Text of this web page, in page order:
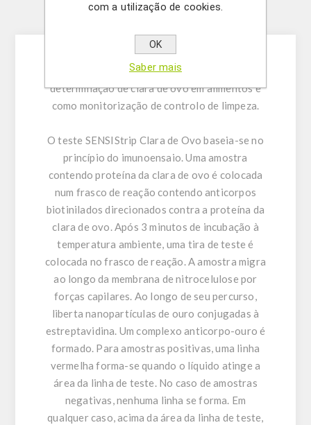
Dispositivo de fluxo lateral para a
determinação de clara de ovo em alimentos e
como monitorização de controlo de limpeza.
O teste SENSIStrip Clara de Ovo baseia-se no
princípio do imunoensaio. Uma amostra
contendo proteína da clara de ovo é colocada
num frasco de reação contendo anticorpos
biotinilados direcionados contra a proteína da
clara de ovo. Após 3 minutos de incubação à
temperatura ambiente, uma tira de teste é
colocada no frasco de reação. A amostra migra
ao longo da membrana de nitrocelulose por
forças capilares. Ao longo de seu percurso,
liberta nanopartículas de ouro conjugadas à
estreptavidina. Um complexo anticorpo-ouro é
formado. Para amostras positivas, uma linha
vermelha forma-se quando o líquido atinge a
área da linha de teste. No caso de amostras
negativas, nenhuma linha se forma. Em
qualquer caso, acima da área da linha de teste,
com a utilização de cookies.
OK
Saber mais